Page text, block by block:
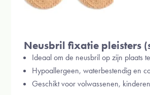
Neusbril fixatie pleisters
Ideaal om de neusbril op zijn plaats
Hypoallergeen, waterbestendig en
Geschikt voor volwassenen,